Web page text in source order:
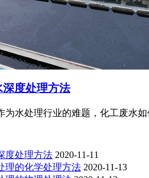
度处理方法
为水处理行业的难题，化工废水
度处理方法 2020-11-11
理的化学处理方法 2020-11-13